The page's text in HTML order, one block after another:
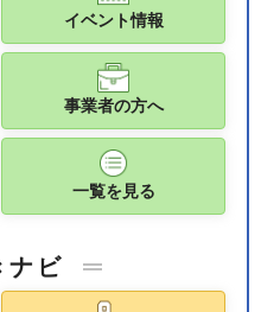
イベント情報
事業者の方へ
一覧を見る
ナビ